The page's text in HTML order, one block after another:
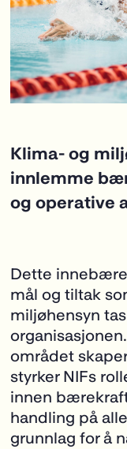
Klima- og
innlemme
og operative
Dette
mål og tiltak
miljøhensyn
området
styrker NIFs
innen
handling på
grunnlag for å